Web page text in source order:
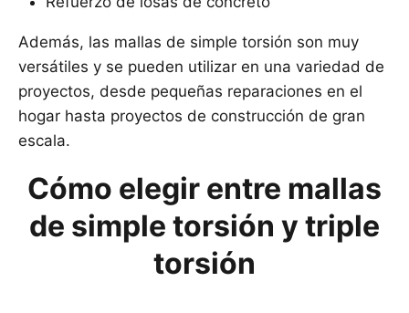
Además, las mallas de simple torsión son muy
versátiles y se pueden utilizar en una variedad de
proyectos, desde pequeñas reparaciones en el
hogar hasta proyectos de construcción de gran
escala.
Cómo elegir entre mallas
de simple torsión y triple
torsión